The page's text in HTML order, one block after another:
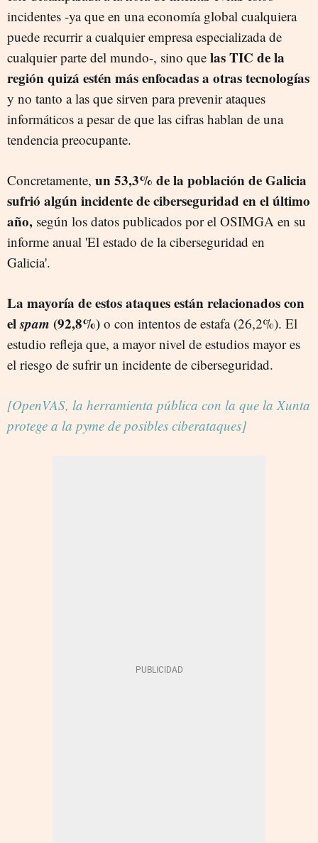
incidentes -ya que en una economía global cualquiera
puede recurrir a cualquier empresa especializada de
cualquier parte del mundo-, sino que las TIC de la
región quizá estén más enfocadas a otras tecnologías
y no tanto a las que sirven para prevenir ataques
informáticos a pesar de que las cifras hablan de una
tendencia preocupante.
Concretamente, un 53,3% de la población de Galicia
sufrió algún incidente de ciberseguridad en el último
año, según los datos publicados por el OSIMGA en su
informe anual 'El estado de la ciberseguridad en
Galicia'.
La mayoría de estos ataques están relacionados con
elspam (92,8%) o con intentos de estafa (26,2%). El
estudio refleja que, a mayor nivel de estudios mayor es
el riesgo de sufrir un incidente de ciberseguridad.
[OpenVAS, la herramienta pública con la que la Xunta
protege a la pyme de posibles ciberataques]